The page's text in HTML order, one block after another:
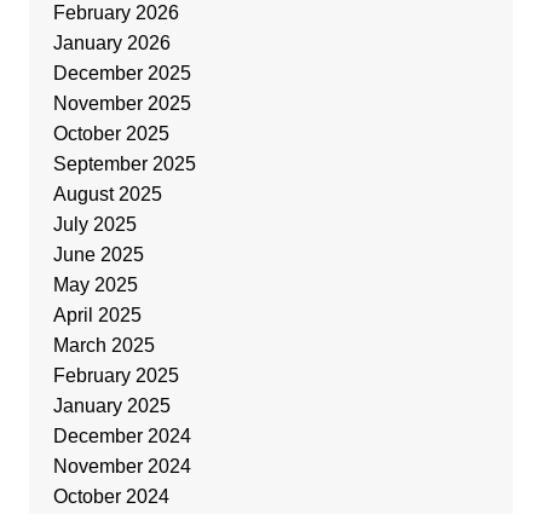
February 2026
January 2026
December 2025
November 2025
October 2025
September 2025
August 2025
July 2025
June 2025
May 2025
April 2025
March 2025
February 2025
January 2025
December 2024
November 2024
October 2024